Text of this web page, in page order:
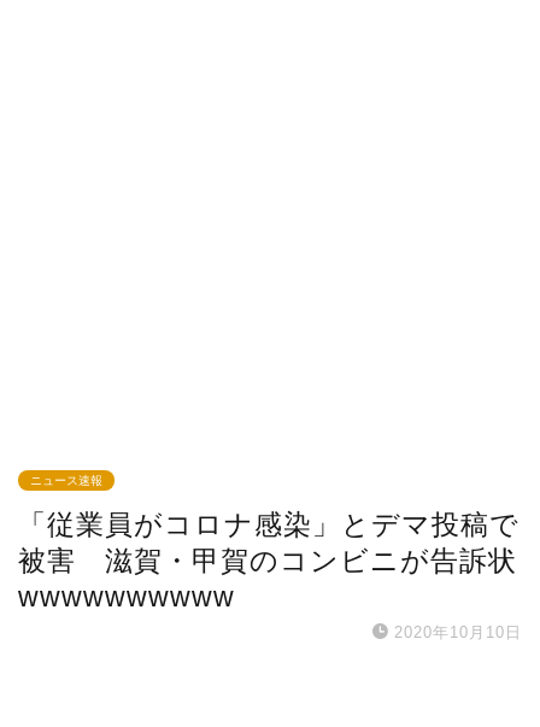
ニュース速報
「従業員がコロナ感染」とデマ投稿で
被害 滋賀・甲賀のコンビニが告訴状
wwwwwwwwww
2020年10月10日